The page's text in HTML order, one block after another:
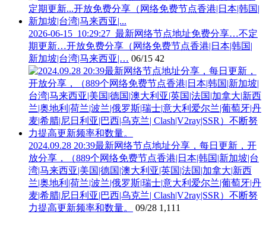
2026-06-15_10:29:27_最新网络节点地址免费分享…不定
期更新…开放免费分享（网络免费节点香港|日本|韩国|
新加坡|台湾|马来西亚|… 06/15 42
2024.09.28 20:39最新网络节点地址分享，每日更新，开
放分享，（889个网络免费节点香港|日本|韩国|新加坡|台
湾|马来西亚|美国|德国|澳大利亚|英国|法国|加拿大|新西
兰|奥地利|荷兰|波兰|俄罗斯|瑞士|意大利爱尔兰|葡萄牙|丹
麦|希腊|尼日利亚|巴西|乌克兰| Clash|V2ray|SSR）不断努
力提高更新频率和数量。
09/28 1,111